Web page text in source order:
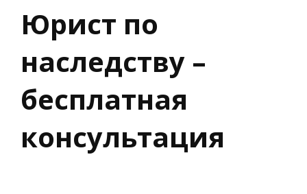
Юрист по
наследству –
бесплатная
консультация